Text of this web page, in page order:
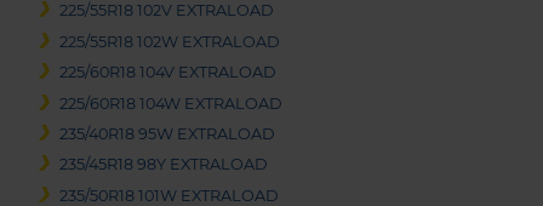
225/55R18 102V EXTRALOAD
225/55R18 102W EXTRALOAD
225/60R18 104V EXTRALOAD
225/60R18 104W EXTRALOAD
235/40R18 95W EXTRALOAD
235/45R18 98Y EXTRALOAD
235/50R18 101W EXTRALOAD